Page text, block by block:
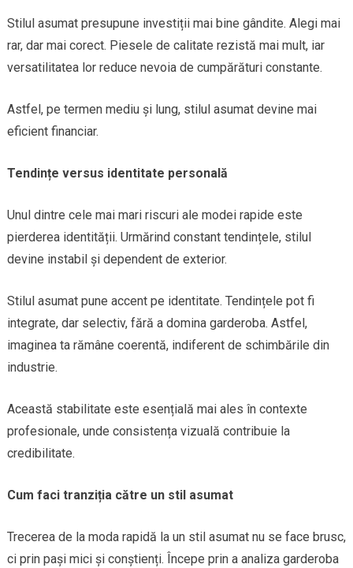
Stilul asumat presupune investiții mai bine gândite. Alegi mai
rar, dar mai corect. Piesele de calitate rezistă mai mult, iar
versatilitatea lor reduce nevoia de cumpărături constante.
Astfel, pe termen mediu și lung, stilul asumat devine mai
eficient financiar.
Tendințe versus identitate personală
Unul dintre cele mai mari riscuri ale modei rapide este
pierderea identității. Urmărind constant tendințele, stilul
devine instabil și dependent de exterior.
Stilul asumat pune accent pe identitate. Tendințele pot fi
integrate, dar selectiv, fără a domina garderoba. Astfel,
imaginea ta rămâne coerentă, indiferent de schimbările din
industrie.
Această stabilitate este esențială mai ales în contexte
profesionale, unde consistența vizuală contribuie la
credibilitate.
Cum faci tranziția către un stil asumat
Trecerea de la moda rapidă la un stil asumat nu se face brusc,
ci prin pași mici și conștienți. Începe prin a analiza garderoba